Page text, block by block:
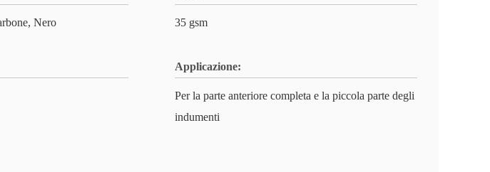
Nero 35 gsm
Applicazione:
Per la parte anteriore completa e la piccola parte degli
indumenti